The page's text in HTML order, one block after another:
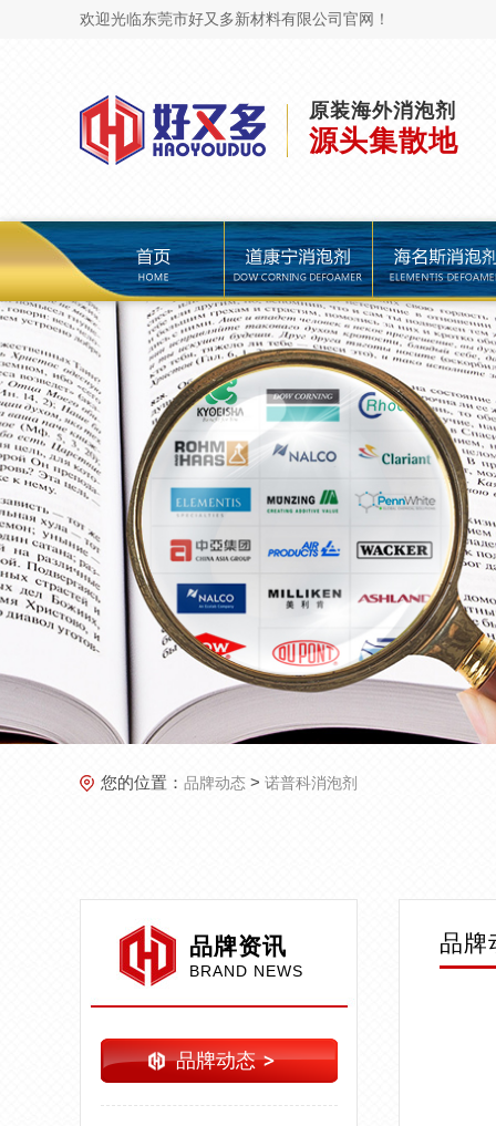
欢迎光临东莞市好又多新材料有限公司官网！
原装海外消泡剂
源头集散地
道康宁消泡剂 海名斯消泡剂 陶氏消泡剂
您的位置： 品牌动态 > 诺普科消泡剂
品牌资讯
BRAND NEWS
品牌动态
品牌